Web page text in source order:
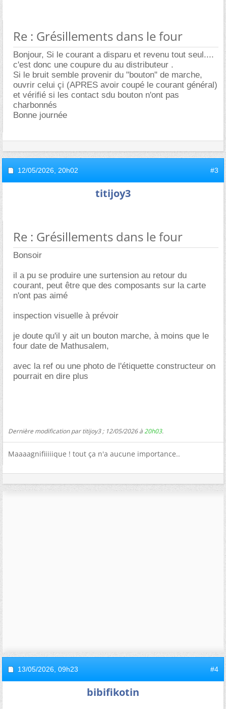
Re : Grésillements dans le four
Bonjour, Si le courant a disparu et revenu tout seul....
c'est donc une coupure du au distributeur .
Si le bruit semble provenir du "bouton" de marche,
ouvrir celui çi (APRES avoir coupé le courant général)
et vérifié si les contact sdu bouton n'ont pas
charbonnés
Bonne journée
12/05/2026, 20h02 #3
titijoy3
Re : Grésillements dans le four
Bonsoir
il a pu se produire une surtension au retour du
courant, peut être que des composants sur la carte
n'ont pas aimé
inspection visuelle à prévoir
je doute qu'il y ait un bouton marche, à moins que le
four date de Mathusalem,
avec la ref ou une photo de l'étiquette constructeur on
pourrait en dire plus
Dernière modification par titijoy3 ; 12/05/2026 à20h03.
Maaaagnifiiiiique ! tout ça n'a aucune importance..
13/05/2026, 09h23 #4
bibifikotin